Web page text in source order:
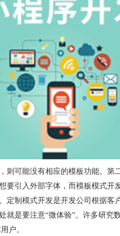
则可能没有相应的模板功能。第
要引入外部字体，而模板模式开
制模式开发是开发公司根据客
就是要注意“微体验”。许多研究
户。